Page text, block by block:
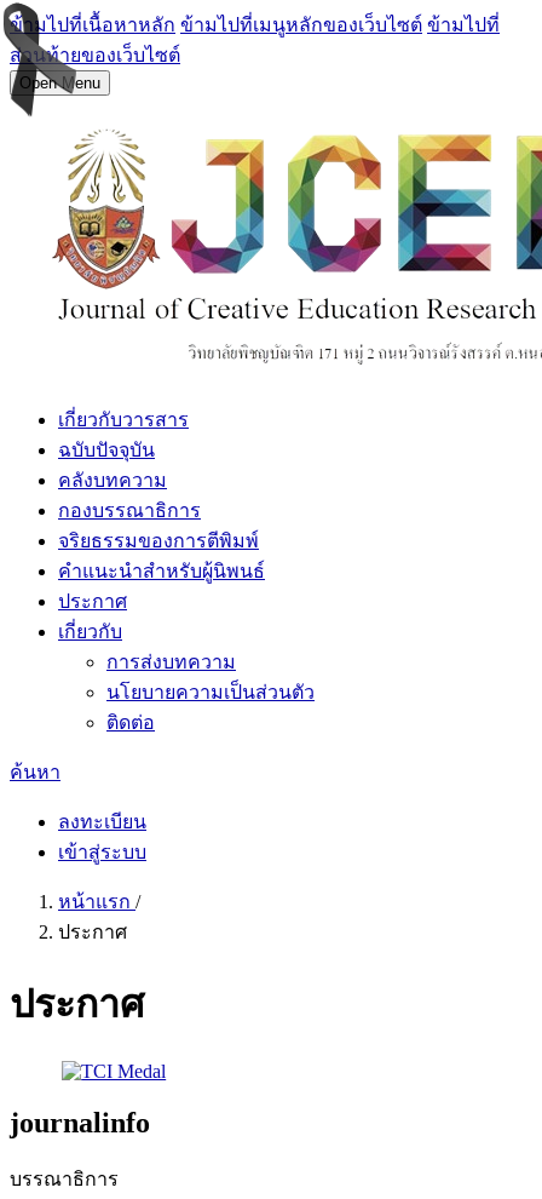
ข้ามไปที่เนื้อหาหลัก ข้ามไปที่เมนูหลักของเว็บไซต์ ข้ามไปที่
ส่วนท้ายของเว็บไซต์
Open Menu
เกี่ยวกับวารสาร
ฉบับปัจจุบัน
คลังบทความ
กองบรรณาธิการ
จริยธรรมของการตีพิมพ์
คำแนะนำสำหรับผู้นิพนธ์
ประกาศ
เกี่ยวกับ
การส่งบทความ
นโยบายความเป็นส่วนตัว
ติดต่อ
ค้นหา
ลงทะเบียน
เข้าสู่ระบบ
หน้าแรก /
ประกาศ
ประกาศ
journalinfo
บรรณาธิการ